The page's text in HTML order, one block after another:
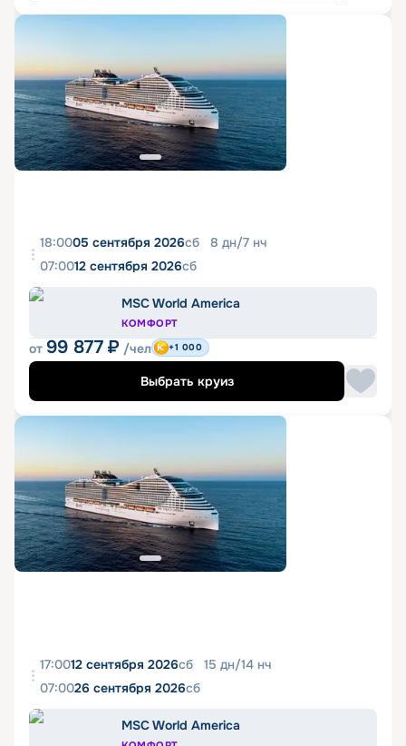
18:0005 сентября 2026сб 8 дн/7 нч
07:0012 сентября 2026сб
MSC World America
КОМФОРТ
от 99 877 ₽ /чел +1 000
Выбрать круиз
17:0012 сентября 2026сб 15 дн/14 нч
07:0026 сентября 2026сб
MSC World America